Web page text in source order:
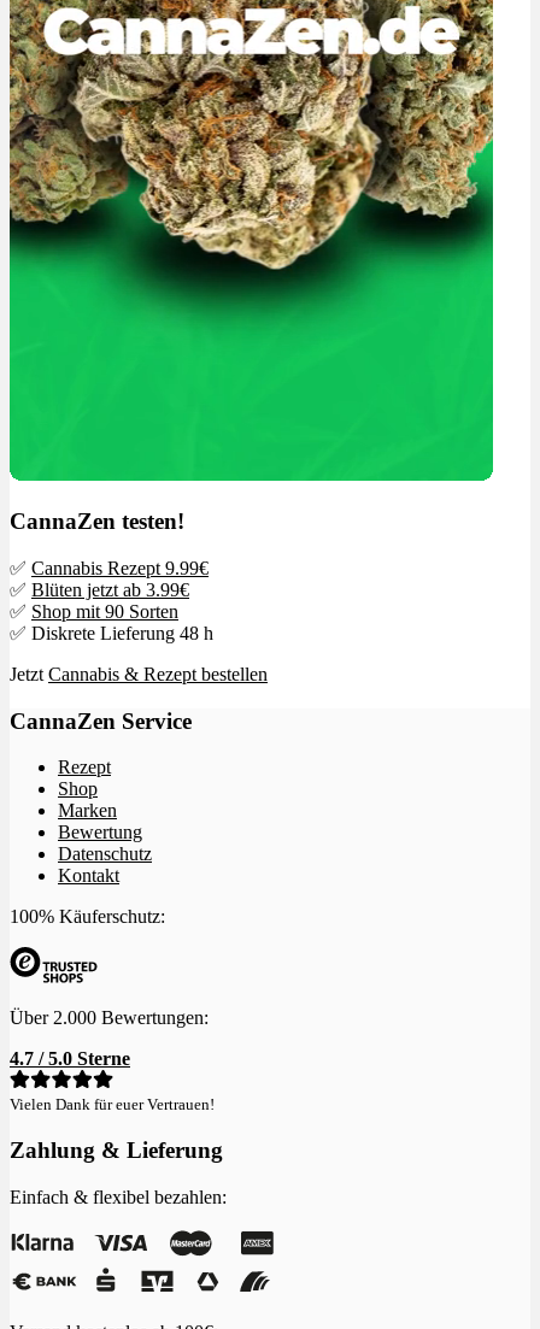
CannaZen testen!
✅ Cannabis Rezept 9.99€
✅ Blüten jetzt ab 3.99€
✅ Shop mit 90 Sorten
✅ Diskrete Lieferung 48 h
Jetzt Cannabis & Rezept bestellen
CannaZen Service
Rezept
Shop
Marken
Bewertung
Datenschutz
Kontakt
100% Käuferschutz:
Über 2.000 Bewertungen:
4.7 / 5.0 Sterne
Vielen Dank für euer Vertrauen!
Zahlung & Lieferung
Einfach & flexibel bezahlen: